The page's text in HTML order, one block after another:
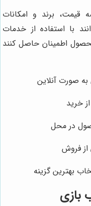
قیمت، برند و امکانات
با استفاده از خدمات
اطمینان حاصل کنند
صورت آنلاین
خرید
در محل
از فروش
بهترین گزینه
بازی